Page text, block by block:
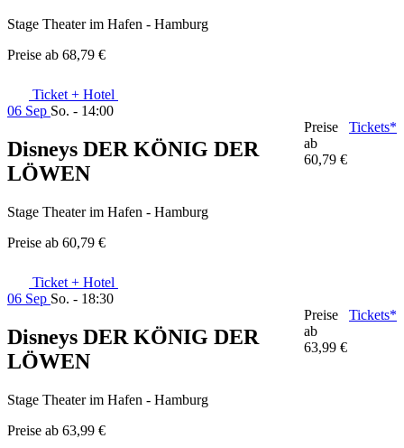
Stage Theater im Hafen - Hamburg
Preise ab 68,79 €
Ticket + Hotel
06 Sep So. - 14:00
Disneys DER KÖNIG DER
LÖWEN
Stage Theater im Hafen - Hamburg
Preise ab 60,79 €
Preise
ab
60,79 €
Tickets*
Ticket + Hotel
06 Sep So. - 18:30
Disneys DER KÖNIG DER
LÖWEN
Stage Theater im Hafen - Hamburg
Preise ab 63,99 €
Preise
ab
63,99 €
Tickets*